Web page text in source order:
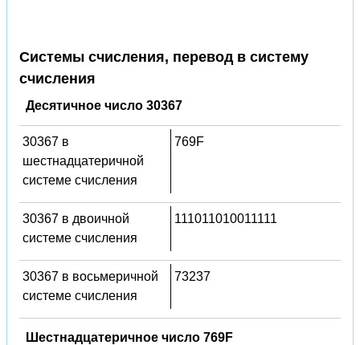
Системы счисления, перевод в систему
счисления
Десятичное число 30367
30367 в
шестнадцатеричной
системе счисления
769F
30367 в двоичной
системе счисления
111011010011111
30367 в восьмеричной
системе счисления
73237
Шестнадцатеричное число 769F